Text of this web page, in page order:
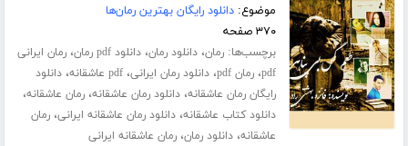
موضوع:دانلود رایگان بهترین رمان‌ها
۳۷۰ صفحه
برچسب‌ها:رمان،دانلود رمان،دانلود pdf رمان ،رمان ایرانی
pdf،رمان pdf ،دانلود رمان ایرانی،pdf عاشقانه ،دانلود
رایگان رمان عاشقانه،دانلود رمان عاشقانه،رمان عاشقانه،
دانلود کتاب عاشقانه،دانلود رمان عاشقانه ایرانی،رمان
عاشقانه،دانلود رمان،رمان عاشقانه ایرانی